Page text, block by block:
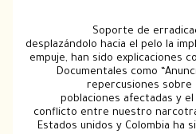
desplazándolo
empuje, han sido
Documentales
poblaciones
conflicto entre
Estados unidos y